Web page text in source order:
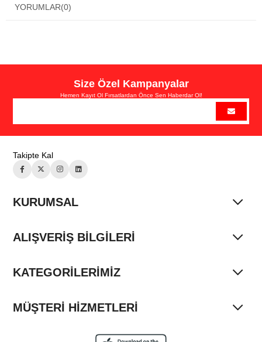
YORUMLAR(0)
Size Özel Kampanyalar
Hemen Kayıt Ol Fırsatlardan Önce Sen Haberdar Ol!
Takipte Kal
KURUMSAL
ALIŞVERİŞ BİLGİLERİ
KATEGORİLERİMİZ
MÜŞTERİ HİZMETLERİ